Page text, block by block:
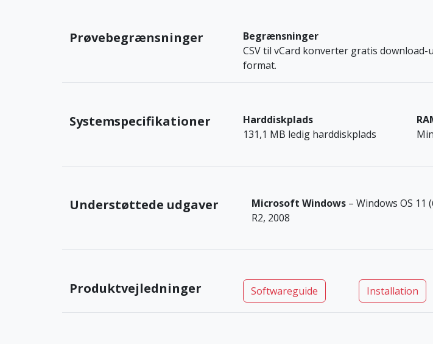
Prøvebegrænsninger
Begrænsninger
CSV til vCard konverter gratis
format.
Systemspecifikationer
Harddiskplads
131,1 MB ledig harddiskplads
Understøttede udgaver Microsoft Windows – Windows OS 11
R2, 2008
Produktvejledninger Softwareguide Installation